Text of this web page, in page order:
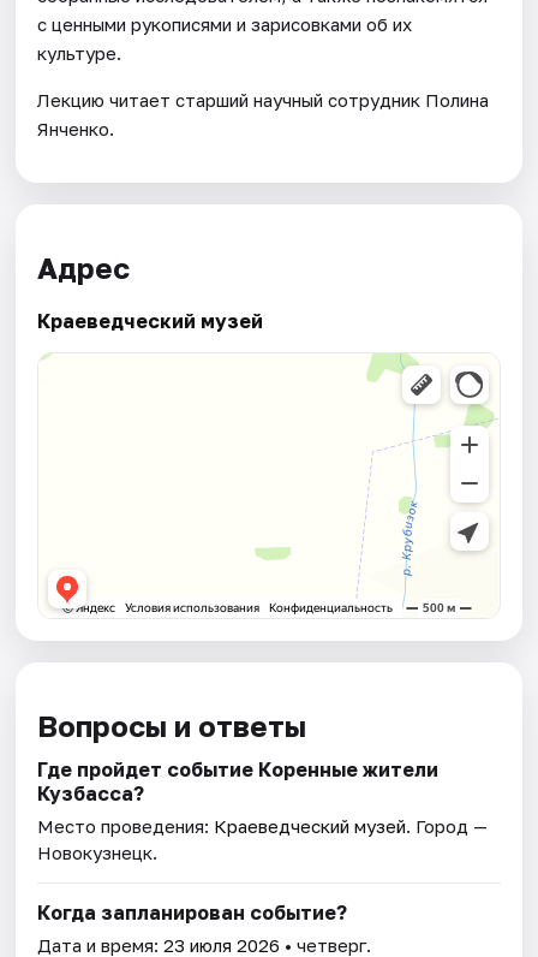
с ценными рукописями и зарисовками об их
культуре.
Лекцию читает старший научный сотрудник Полина
Янченко.
Адрес
Краеведческий музей
Вопросы и ответы
Где пройдет событие Коренные жители
Кузбасса?
Место проведения: Краеведческий музей. Город —
Новокузнецк.
Когда запланирован событие?
Дата и время:23 июля 2026 • четверг.